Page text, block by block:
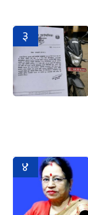
३
४